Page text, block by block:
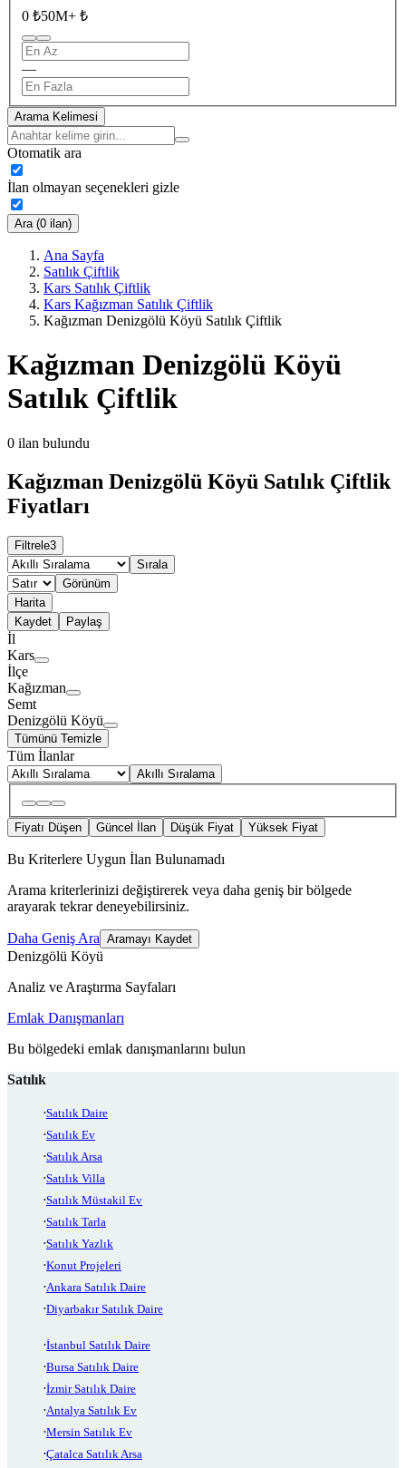
0 ₺50M+ ₺
—
Arama Kelimesi
Otomatik ara
İlan olmayan seçenekleri gizle
Ara (0 ilan)
Ana Sayfa
Satılık Çiftlik
Kars Satılık Çiftlik
Kars Kağızman Satılık Çiftlik
Kağızman Denizgölü Köyü Satılık Çiftlik
Kağızman Denizgölü Köyü
Satılık Çiftlik
0 ilan bulundu
Kağızman Denizgölü Köyü Satılık Çiftlik
Fiyatları
Filtrele3
Sırala
Görünüm
Harita
Kaydet
Paylaş
İl
Kars
İlçe
Kağızman
Semt
Denizgölü Köyü
Tümünü Temizle
Tüm İlanlar
Akıllı Sıralama
Fiyatı Düşen Güncel İlan Düşük Fiyat Yüksek Fiyat
Bu Kriterlere Uygun İlan Bulunamadı
Arama kriterlerinizi değiştirerek veya daha geniş bir bölgede
arayarak tekrar deneyebilirsiniz.
Daha Geniş Ara Aramayı Kaydet
Denizgölü Köyü
Analiz ve Araştırma Sayfaları
Emlak Danışmanları
Bu bölgedeki emlak danışmanlarını bulun
Satılık
Satılık Daire
Satılık Ev
Satılık Arsa
Satılık Villa
Satılık Müstakil Ev
Satılık Tarla
Satılık Yazlık
Konut Projeleri
Ankara Satılık Daire
Diyarbakır Satılık Daire
İstanbul Satılık Daire
Bursa Satılık Daire
İzmir Satılık Daire
Antalya Satılık Ev
Mersin Satılık Ev
Çatalca Satılık Arsa